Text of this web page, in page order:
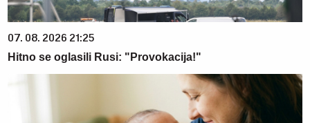
07. 08. 2026 21:25
Hitno se oglasili Rusi: "Provokacija!"